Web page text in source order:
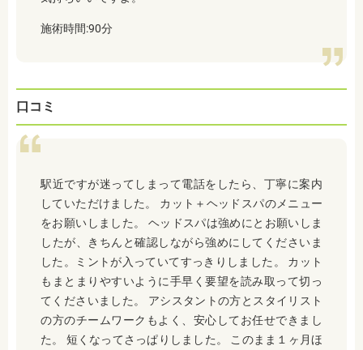
施術時間:90分
口コミ
駅近ですが迷ってしまって電話をしたら、丁寧に案内
していただけました。 カット＋ヘッドスパのメニュー
をお願いしました。 ヘッドスパは強めにとお願いしま
したが、きちんと確認しながら強めにしてくださいま
した。ミントが入っていてすっきりしました。 カット
もまとまりやすいように手早く要望を読み取って切っ
てくださいました。 アシスタントの方とスタイリスト
の方のチームワークもよく、安心してお任せできまし
た。 短くなってさっぱりしました。 このまま１ヶ月ほ